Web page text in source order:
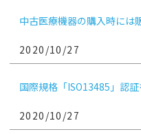
中古医療機器の購入時には
2020/10/27
国際規格「ISO13485」認証
2020/10/27